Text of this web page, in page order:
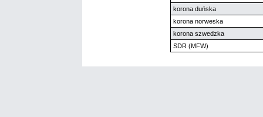
korona duńska
korona norweska
korona szwedzka
SDR (MFW)